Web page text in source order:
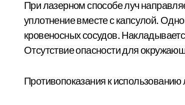
При лазерном способе луч
уплотнение вместе с капсулой.
кровеносных сосудов.
Отсутствие опасности для
Противопоказания к использованию